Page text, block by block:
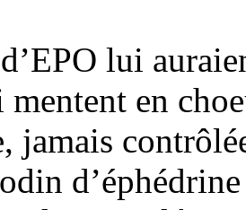
lui
mentent en
jamais